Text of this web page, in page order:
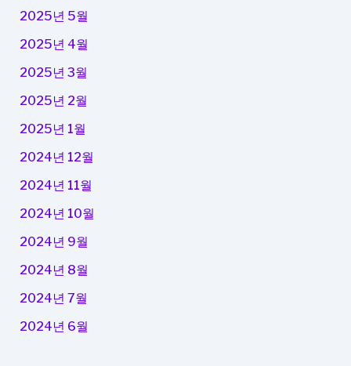
2025년 5월
2025년 4월
2025년 3월
2025년 2월
2025년 1월
2024년 12월
2024년 11월
2024년 10월
2024년 9월
2024년 8월
2024년 7월
2024년 6월